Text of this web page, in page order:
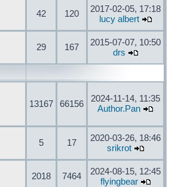
42 120
2017-02-05, 17:18
lucy albert
29 167
2015-07-07, 10:50
drs
13167 66156
2024-11-14, 11:35
Author.Pan
5 17
2020-03-26, 18:46
srikrot
2018 7464
2024-08-15, 12:45
flyingbear